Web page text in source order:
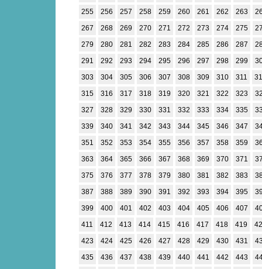
255
256 257 258 259 260 261 262 263
267
268 269 270 271 272 273 274 275
279
280 281 282 283 284 285 286 287
291
292 293 294 295 296 297 298 299
303
304 305 306 307 308 309 310 311
315
316 317 318 319 320 321 322 323
327
328 329 330 331 332 333 334 335
339
340 341 342 343 344 345 346 347
351
352 353 354 355 356 357 358 359
363
364 365 366 367 368 369 370 371
375
376 377 378 379 380 381 382 383
387
388 389 390 391 392 393 394 395
399
400 401 402 403 404 405 406 407
411
412 413 414 415 416 417 418 419
423
424 425 426 427 428 429 430 431
435
436 437 438 439 440 441 442 443